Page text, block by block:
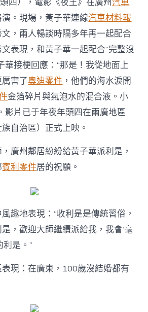
子
華
現
身
廣
州
路
演，
收
到
鄰
居
們
的
厚
厚
是”，
網
友：
東，
OSDER
。現場，黃子華連線汽車材料報
，兩人暢談時隔多年再一起配合
表現，和黃子華一起配合“完整沒
華接梗回應：“那是！我從地面上
害了奧迪零件 ，他們的海水淚開
金箔碎片與氣泡水的混合液。小
影片已于年夜年頭四在兩廣地區
族自治區）正式上映。
廣州鄰居紛紛給黃子華派利是，
賓利零件居的祝願。
趣地表現：“收利是是傳統習俗，
，歡迎大師繼續派給我，我會‘毫
利是。”
現：在廣東，100歲沒結婚都有